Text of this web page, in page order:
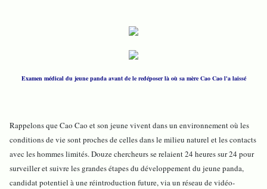
Examen médical du jeune panda avant de le redéposer là où sa mère Cao Cao l'a laissé
Rappelons que Cao Cao et son jeune vivent dans un environnement où les
conditions de vie sont proches de celles dans le milieu naturel et les contacts
avec les hommes limités. Douze chercheurs se relaient 24 heures sur 24 pour
surveiller et suivre les grandes étapes du développement du jeune panda,
candidat potentiel à une réintroduction future, via un réseau de vidéo-